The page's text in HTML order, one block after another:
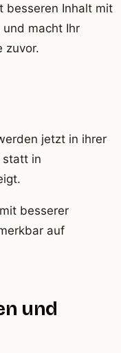
besseren Inhalt mit
macht Ihr
zuvor.
jetzt in ihrer
statt in
besserer
auf
und